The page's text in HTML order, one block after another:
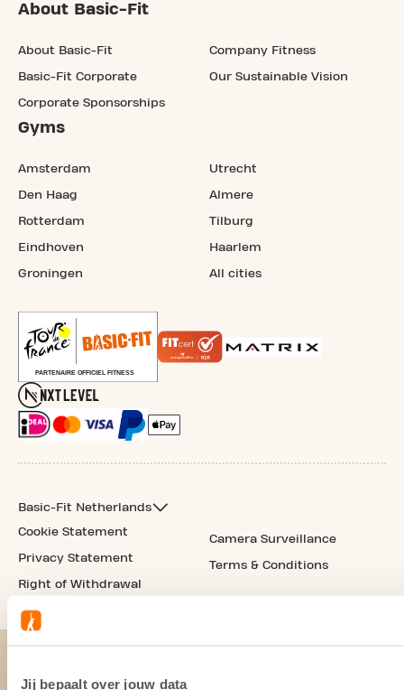
Jij bepaalt over jouw data
About Basic-Fit
About Basic-Fit
Basic-Fit Corporate
Corporate Sponsorships
Company Fitness
Our Sustainable Vision
Gyms
Amsterdam
Den Haag
Rotterdam
Eindhoven
Groningen
Utrecht
Almere
Tilburg
Haarlem
All cities
Basic-Fit Netherlands
Cookie Statement
Privacy Statement
Right of Withdrawal
Camera Surveillance
Terms & Conditions